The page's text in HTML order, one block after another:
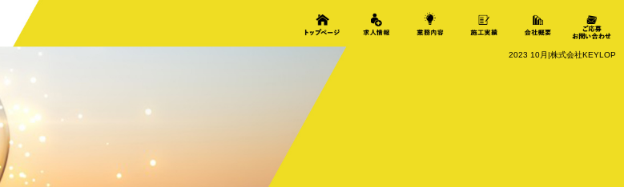
2023 10月|株式会社KEYLOP